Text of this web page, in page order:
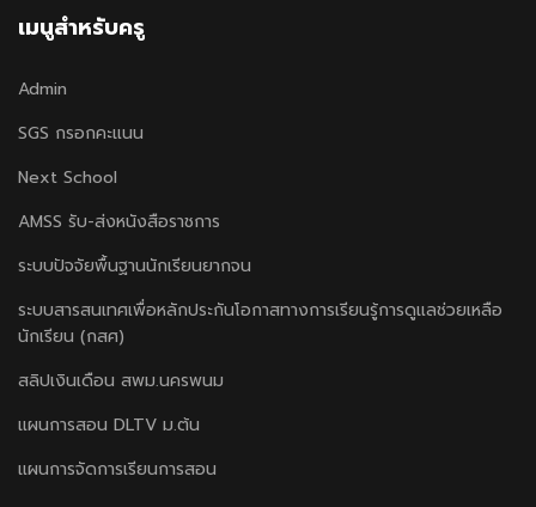
เมนูสำหรับครู
Admin
SGS กรอกคะแนน
Next School
AMSS รับ-ส่งหนังสือราชการ
ระบบปัจจัยพื้นฐานนักเรียนยากจน
ระบบสารสนเทศเพื่อหลักประกันโอกาสทางการเรียนรู้การดูแลช่วยเหลือ
นักเรียน (กสศ)
สลิปเงินเดือน สพม.นครพนม
แผนการสอน DLTV ม.ต้น
แผนการจัดการเรียนการสอน